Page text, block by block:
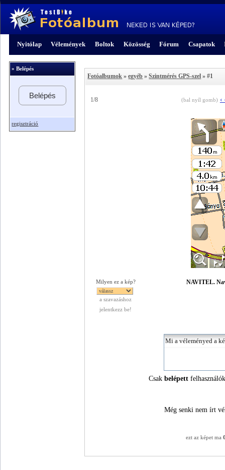
Nyitólap Vélemények Boltok Közösség Fórum Csapatok
» Belépés
Belépés
regisztráció
Fotóalbumok »egyéb »Szintmérés GPS-szel » #1
1/8 (bal nyíl gomb) ‹
Milyen ez a kép?
a szavazáshoz
jelentkezz be!
NAVITEL.
Csakbelépett
Még senki nem írt
ezt az képet ma